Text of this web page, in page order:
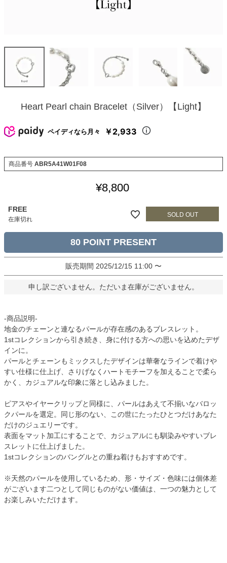
Heart Pearl chain Bracelet（Silver）【Light】
ペイディなら月々 ￥2,933
商品番号 ABR5A41W01F08
¥8,800
FREE
在庫切れ
80
販売期間 2025/12/15 11:00 〜
申し訳ございません。ただいま在庫がございません。
-商品説明-
地金のチェーンと連なるパールが存在感のあるブレスレット。
1stコレクションから引き続き、身に付ける方への思いを込めたデザ
インに。
パールとチェーンもミックスしたデザインは華奢なラインで着けや
すい仕様に仕上げ、さりげなくハートモチーフを加えることで柔ら
かく、カジュアルな印象に落とし込みました。
ピアスやイヤークリップと同様に、パールはあえて不揃いなバロッ
クパールを選定。同じ形のない、この世にたったひとつだけあなた
だけのジュエリーです。
表面をマット加工にすることで、カジュアルにも馴染みやすいブレ
スレットに仕上げました。
1stコレクションのバングルとの重ね着けもおすすめです。
※天然のパールを使用しているため、形・サイズ・色味には個体差
がございます二つとして同じものがない価値は、一つの魅力として
お楽しみいただけます。